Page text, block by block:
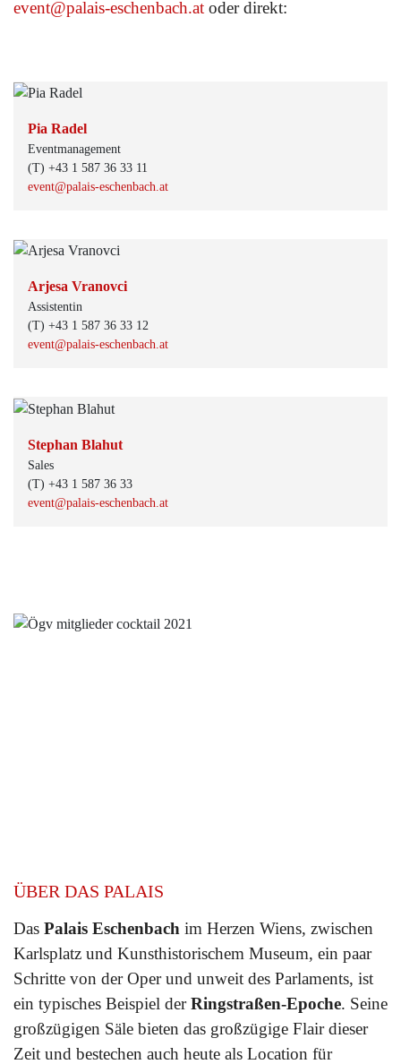
event@palais-eschenbach.at oder direkt:
Pia Radel
Eventmanagement
(T) +43 1 587 36 33 11
event@palais-eschenbach.at
Arjesa Vranovci
Assistentin
(T) +43 1 587 36 33 12
event@palais-eschenbach.at
Stephan Blahut
Sales
(T) +43 1 587 36 33
event@palais-eschenbach.at
ÜBER DAS PALAIS
Das Palais Eschenbach im Herzen Wiens, zwischen
Karlsplatz und Kunsthistorischem Museum, ein paar
Schritte von der Oper und unweit des Parlaments, ist
ein typisches Beispiel derRingstraßen-Epoche. Seine
großzügigen Säle bieten das großzügige Flair dieser
Zeit und bestechen auch heute als Location für